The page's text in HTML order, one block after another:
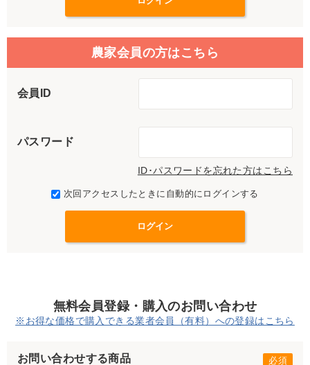
農家会員の方はこちら
会員ID
パスワード
ID･パスワードを忘れた方はこちら
次回アクセスしたときに自動的にログインする
無料会員登録・購入のお問い合わせ
※お得な価格で購入できる業者会員（有料）への登録はこちら
お問い合わせする商品